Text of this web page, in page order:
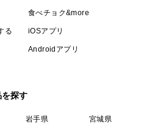
る
食べチョク&more
iOSアプリ
Androidアプリ
探す
岩手県
宮城県